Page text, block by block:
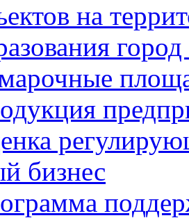
на
бизнес